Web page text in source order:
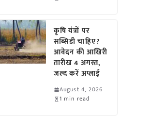
कृषि यंत्रों पर
सब्सिडी चाहिए?
आवेदन की आखिरी
तारीख 4 अगस्त,
जल्द करें अप्लाई
August 4, 2026
1 min read